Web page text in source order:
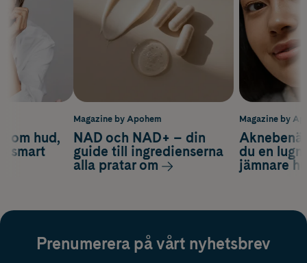
Magazine by
du en
jämnare
om hud,
smart
Magazine by Apohem
NAD och NAD+ – din
guide till ingredienserna
alla pratar om
Prenumerera på vårt nyhetsbrev